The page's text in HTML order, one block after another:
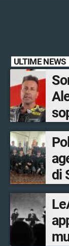
ULTIME NEWS
di